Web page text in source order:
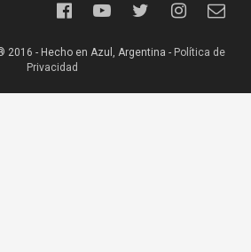
2016 - Hecho en Azul, Argentina - Política de
Privacidad